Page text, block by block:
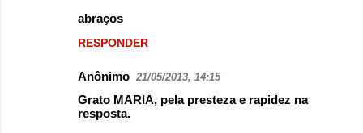
abraços
RESPONDER
Anônimo 21/05/2013, 14:15
Grato MARIA, pela presteza e rapidez na
resposta.